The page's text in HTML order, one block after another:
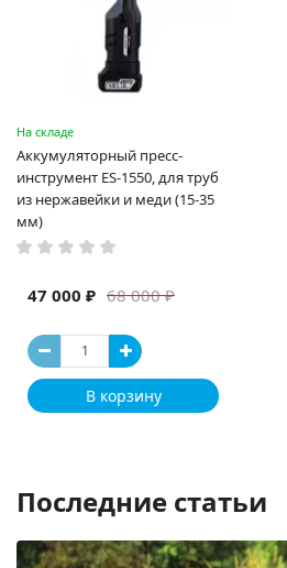
На складе
Аккумуляторный пресс-
инструмент ES-1550, для труб
из нержавейки и меди (15-35
мм)
68 000 ₽
47 000 ₽
В корзину
Последние статьи